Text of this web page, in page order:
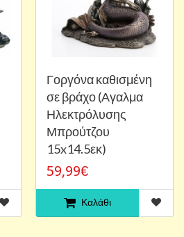
Γοργόνα καθισμένη
σε βράχο (Αγαλμα
Ηλεκτρόλυσης
Μπρούτζου
15x14.5εκ)
59,99€
Καλάθι